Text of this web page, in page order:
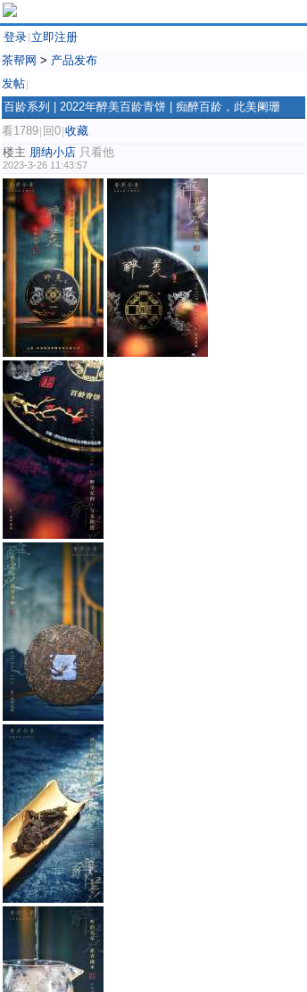
登录 立即注册
茶帮网 > 产品发布
发帖
百龄系列 | 2022年醉美百龄青饼 | 痴醉百龄，此美阑珊
看1789 回0 收藏
楼主 朋纳小店 只看他
2023-3-26 11:43:57